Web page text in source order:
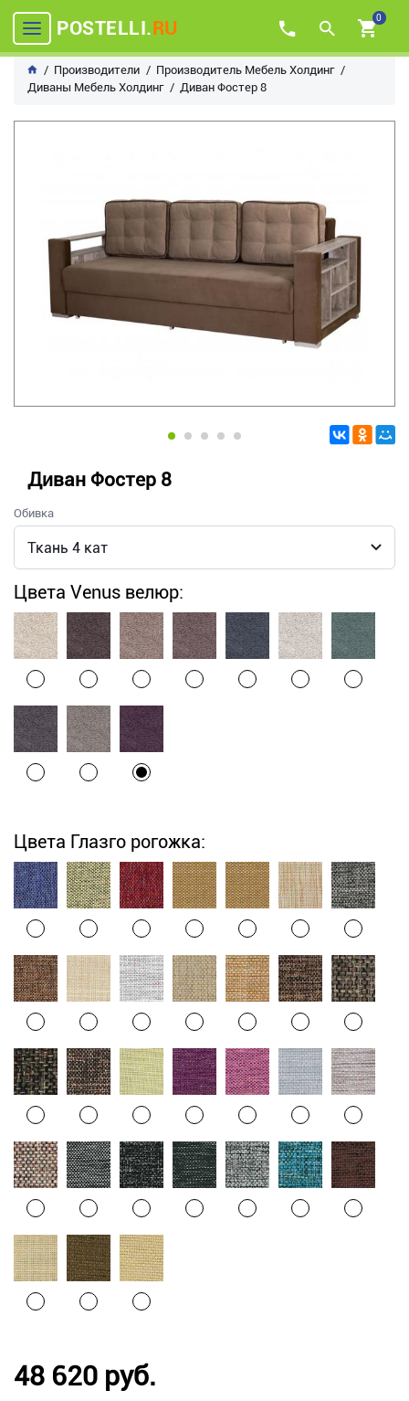
POSTELLI.RU 0
Производители
Производитель Мебель Холдинг
Диваны Мебель Холдинг
Диван Фостер 8
Диван Фостер 8
Обивка
Цвета Venus велюр:
Цвета Глазго рогожка:
48 620 руб.